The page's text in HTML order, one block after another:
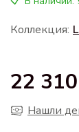
Коллекция:
22
Нашли